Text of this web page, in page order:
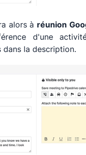
alors à réunion
d'une
dans la description.